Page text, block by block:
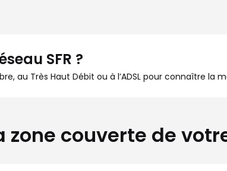
SFR ?
au Très Haut Débit ou à l’ADSL pour connaître la
zone couverte de